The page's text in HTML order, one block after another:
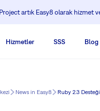
artık Easy8 olarak hizmet
Hizmetler SSS Blog
News in Easy8 Ruby 2.3